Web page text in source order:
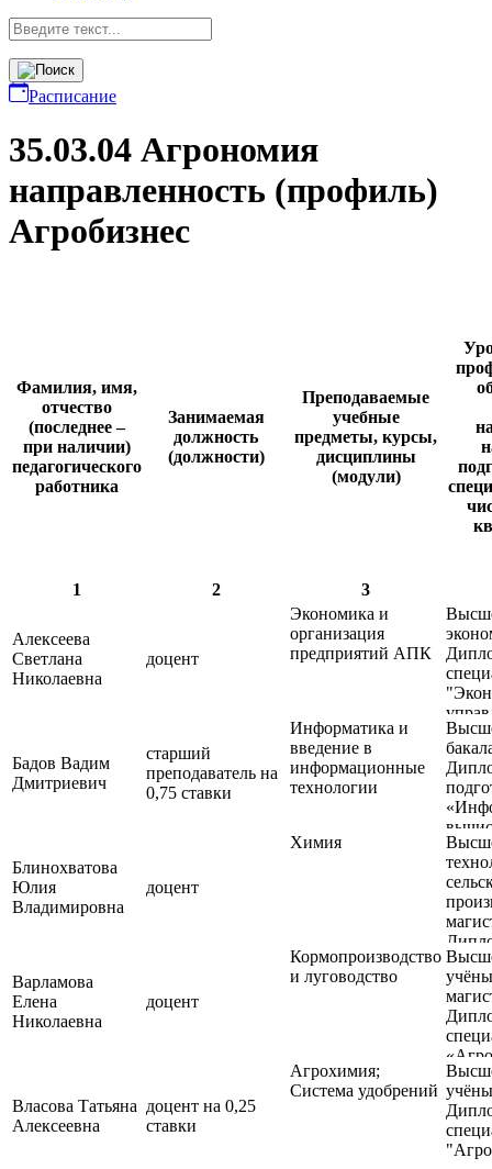
Расписание
35.03.04 Агрономия
направленность (профиль)
Агробизнес
Фамилия, имя,
отчество
(последнее –
при наличии)
педагогического
работника
Занимаемая
должность
(должности)
Преподаваемые
учебные
предметы, курсы,
дисциплины
(модули)
1 2 3
Алексеева
Светлана
Николаевна
доцент
Экономика и
организация
предприятий АПК
Бадов Вадим
Дмитриевич
старший
преподаватель на
0,75 ставки
Информатика и
введение в
информационные
технологии
Блинохватова
Юлия
Владимировна
доцент
Химия
Варламова
Елена
Николаевна
доцент
Кормопроизводство
и луговодство
Власова Татьяна
Алексеевна
доцент на 0,25
ставки
Агрохимия;
Система удобрений